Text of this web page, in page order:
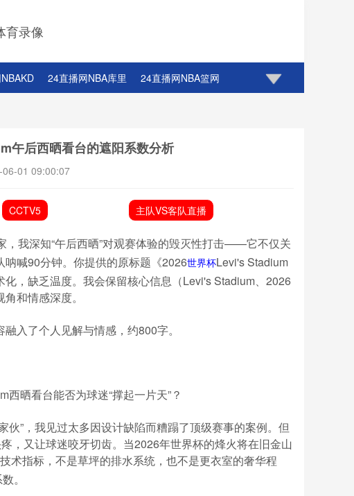
育录像
24直播网NBA库里 24直播网NBA篮网
午后西晒看台的遮阳系数分析
01 09:00:07
CCTV5 主队VS客队直播
我深知“午后西晒”对观赛体验的毁灭性打击——它不仅关
喊90分钟。你提供的原标题《2026世界杯Levi's Stadium
，缺乏温度。我会保留核心信息（Levi's Stadium、2026
和情感深度。
入了个人见解与情感，约800字。
晒看台能否为球迷“撑起一片天”？
”，我见过太多因设计缺陷而糟蹋了顶级赛事的案例。但
，又让球迷咬牙切齿。当2026年世界杯的烽火将在旧金山
术指标，不是草坪的排水系统，也不是更衣室的奢华程
。